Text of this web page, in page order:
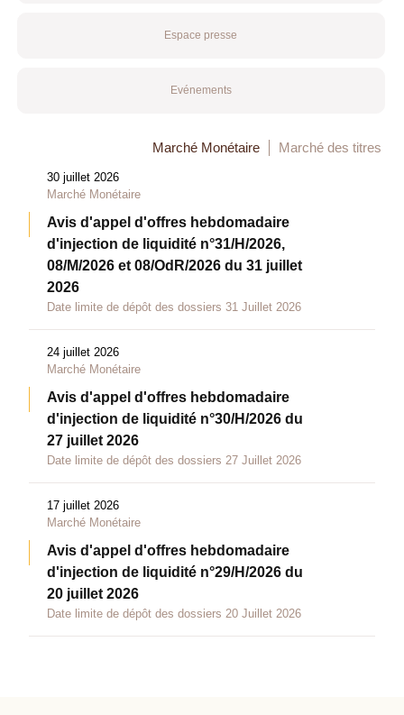
Espace presse
Evénements
Marché Monétaire Marché des titres
30 juillet 2026
Marché Monétaire
Avis d'appel d'offres hebdomadaire
d'injection de liquidité n°31/H/2026,
08/M/2026 et 08/OdR/2026 du 31 juillet
2026
Date limite de dépôt des dossiers 31 Juillet 2026
24 juillet 2026
Marché Monétaire
Avis d'appel d'offres hebdomadaire
d'injection de liquidité n°30/H/2026 du
27 juillet 2026
Date limite de dépôt des dossiers 27 Juillet 2026
17 juillet 2026
Marché Monétaire
Avis d'appel d'offres hebdomadaire
d'injection de liquidité n°29/H/2026 du
20 juillet 2026
Date limite de dépôt des dossiers 20 Juillet 2026